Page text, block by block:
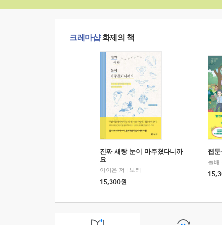
크레마샵화제의 책
진짜 새랑 눈이 마주쳤다니까
요
이이은 저
보리
15,300원
웹
돌배